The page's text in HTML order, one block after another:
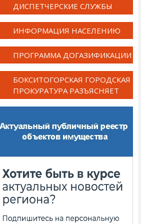
ДИСПЕТЧЕРСКИЕ СЛУЖБЫ
ИНФОРМАЦИЯ НАСЕЛЕНИЮ
ПРОГРАММА ДОГАЗИФИКАЦИИ
БОКСИТОГОРСКАЯ ГОРОДСКАЯ
ПРОКУРАТУРА РАЗЪЯСНЯЕТ